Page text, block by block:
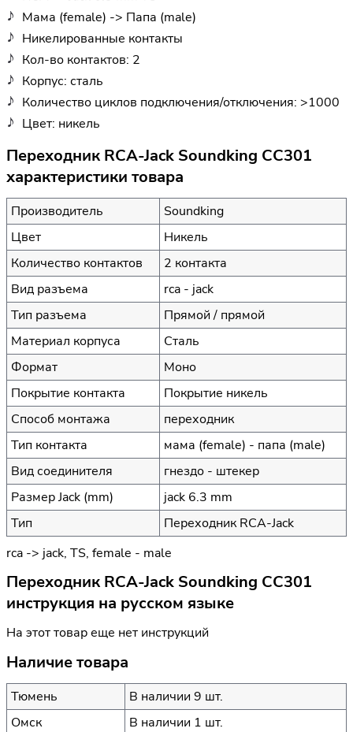
Мама (female) -> Папа (male)
Никелированные контакты
Кол-во контактов: 2
Корпус: сталь
Количество циклов подключения/отключения: >1000
Цвет: никель
Переходник RCA-Jack Soundking CC301
характеристики товара
Производитель
Soundking
Цвет
Никель
Количество контактов
2 контакта
Вид разъема
rca - jack
Тип разъема
Прямой / прямой
Материал корпуса
Сталь
Формат
Моно
Покрытие контакта
Покрытие никель
Способ монтажа
переходник
Тип контакта
мама (female) - папа (male)
Вид соединителя
гнездо - штекер
Размер Jack (mm)
jack 6.3 mm
Тип
Переходник RCA-Jack
rca -> jack, TS, female - male
Переходник RCA-Jack Soundking CC301
инструкция на русском языке
На этот товар еще нет инструкций
Наличие товара
Тюмень
В наличии 9 шт.
Омск
В наличии 1 шт.